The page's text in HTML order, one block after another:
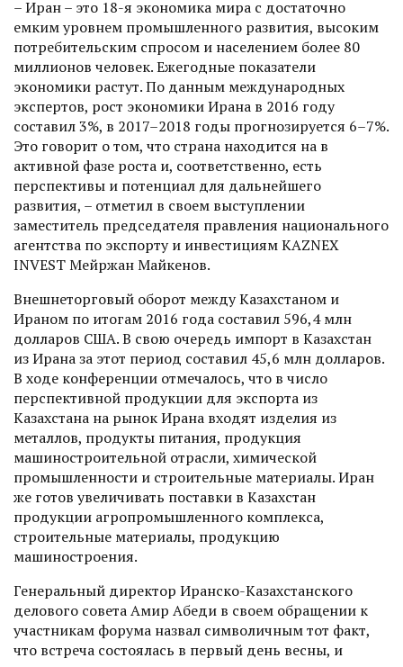
– Иран – это 18-я экономика мира с достаточно
емким уровнем промышленного развития, высоким
потребительским спросом и населением более 80
миллионов человек. Ежегодные показатели
экономики растут. По данным международных
экспертов, рост экономики Ирана в 2016 году
составил 3%, в 2017–2018 годы прогнозируется 6–7%.
Это говорит о том, что страна находится на в
активной фазе роста и, соответственно, есть
перспективы и потенциал для дальнейшего
развития, – отметил в своем выступлении
заместитель председателя правления национального
агентства по экспорту и инвестициям KAZNEX
INVEST Мейржан Майкенов.
Внешнеторговый оборот между Казахстаном и
Ираном по итогам 2016 года составил 596,4 млн
долларов США. В свою очередь импорт в Казахстан
из Ирана за этот период составил 45,6 млн долларов.
В ходе конференции отмечалось, что в число
перспективной продукции для экспорта из
Казахстана на рынок Ирана входят изделия из
металлов, продукты питания, продукция
машиностроительной отрасли, химической
промышленности и строительные материалы. Иран
же готов увеличивать поставки в Казахстан
продукции агропромышленного комплекса,
строительные материалы, продукцию
машиностроения.
Генеральный директор Иранско-Казахстанского
делового совета Амир Абеди в своем обращении к
участникам форума назвал символичным тот факт,
что встреча состоялась в первый день весны, и